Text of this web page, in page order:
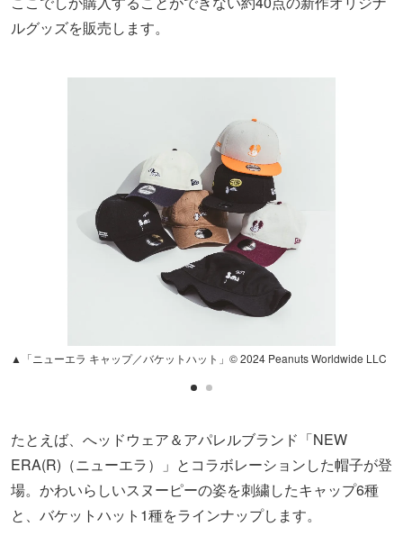
ルグッズを販売します。
▲「ニューエラ キャップ／バケットハット」© 2024 Peanuts Worldwide LLC
たとえば、へッドウェア＆アパレルブランド「NEW
ERA(R)（ニューエラ）」とコラボレーションした帽子が登
場。かわいらしいスヌーピーの姿を刺繍したキャップ6種
と、バケットハット1種をラインナップします。